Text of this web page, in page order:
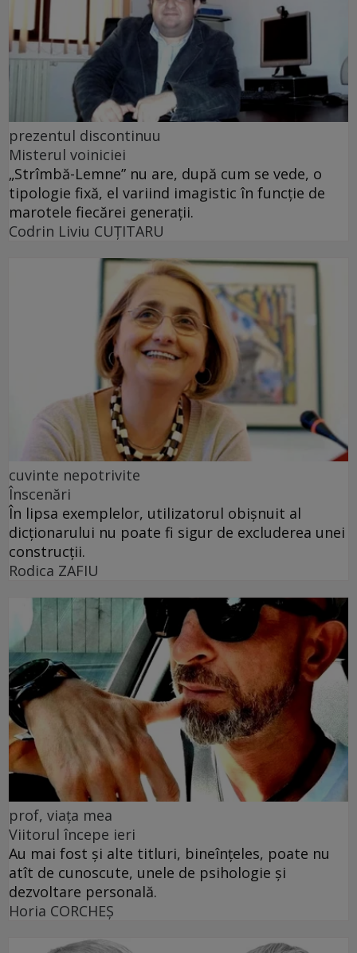
prezentul discontinuu
Misterul voiniciei
„Strîmbă-Lemne” nu are, după cum se vede, o
tipologie fixă, el variind imagistic în funcţie de
marotele fiecărei generaţii.
Codrin Liviu CUŢITARU
cuvinte nepotrivite
Înscenări
În lipsa exemplelor, utilizatorul obișnuit al
dicționarului nu poate fi sigur de excluderea unei
construcții.
Rodica ZAFIU
prof, viața mea
Viitorul începe ieri
Au mai fost și alte titluri, bineînțeles, poate nu
atît de cunoscute, unele de psihologie și
dezvoltare personală.
Horia CORCHEŞ